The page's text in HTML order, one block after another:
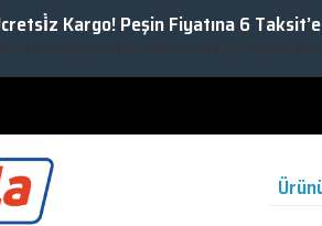
Kargo! Peşin Fiyatına 6 Taksit’e